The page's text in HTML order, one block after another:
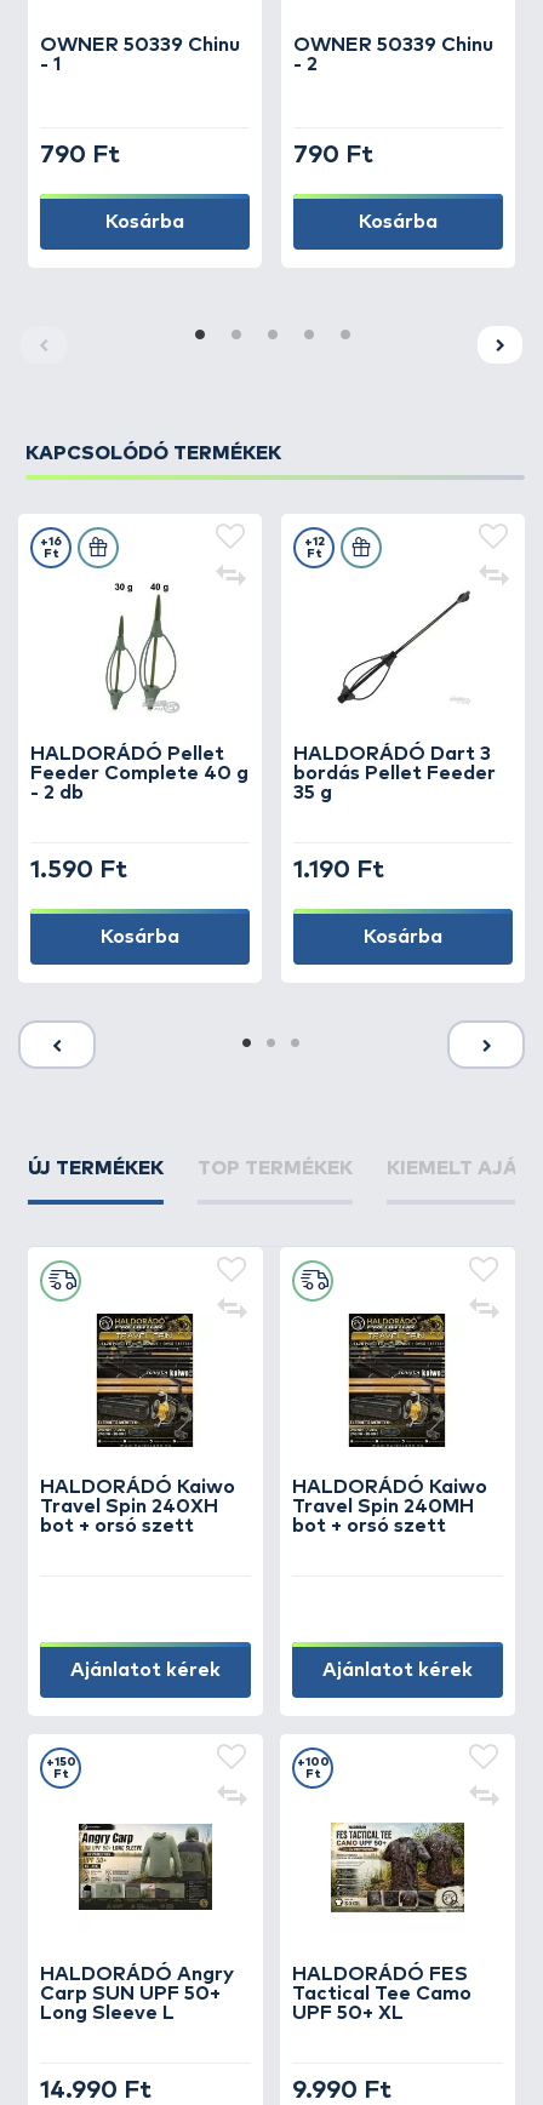
OWNER 50339 Chinu
- 1
790 Ft
Kosárba
OWNER 50339 Chinu
- 2
790 Ft
Kosárba
KAPCSOLÓDÓ TERMÉKEK
HALDORÁDÓ Pellet
Feeder Complete 40 g
- 2 db
+16
Ft
1.590 Ft
Kosárba
HALDORÁDÓ Dart 3
bordás Pellet Feeder
35 g
+12
Ft
1.190 Ft
Kosárba
ÚJ TERMÉKEK TOP TERMÉKEK KIEMELT
HALDORÁDÓ Kaiwo
Travel Spin 240XH
bot + orsó szett
Ajánlatot kérek
HALDORÁDÓ Kaiwo
Travel Spin 240MH
bot + orsó szett
Ajánlatot kérek
HALDORÁDÓ Angry
Carp SUN UPF 50+
Long Sleeve L
+150
Ft
14.990 Ft
HALDORÁDÓ FES
Tactical Tee Camo
UPF 50+ XL
+100
Ft
9.990 Ft